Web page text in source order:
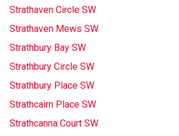
Strathaven Circle SW
Strathaven Mews SW
Strathbury Bay SW
Strathbury Circle SW
Strathbury Place SW
Strathcairn Place SW
Strathcanna Court SW